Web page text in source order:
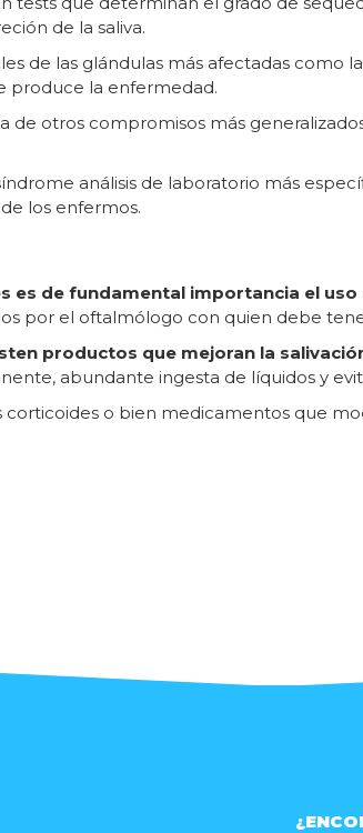
de la saliva.
de las glándulas más afectadas como
produce la enfermedad.
otros compromisos más
análisis de laboratorio más
los enfermos.
es de fundamental importancia el
por el oftalmólogo con quien debe
productos que mejoran la
abundante ingesta de líquidos y
corticoides o bien medicamentos que